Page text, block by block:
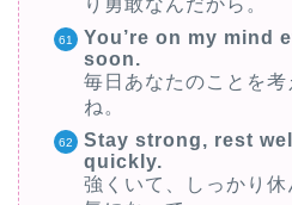
り勇敢なんだから。
You’re on my mind
soon.
毎日あなたのことを
ね。
Stay strong, rest
quickly.
強くいて、しっかり